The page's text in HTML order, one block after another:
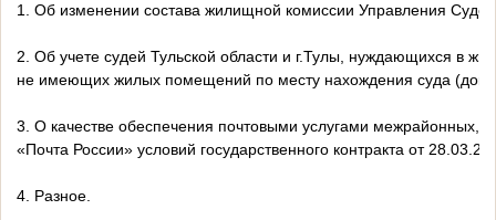
1. Об изменении состава жилищной комиссии Управления
2. Об учете судей Тульской области и г.Тулы, нуждающихся в
не имеющих жилых помещений по месту нахождения суда
3. О качестве обеспечения почтовыми услугами межрайонных,
«Почта России» условий государственного контракта от
4. Разное.